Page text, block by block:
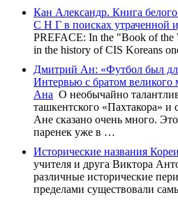
Кан Александр. Книга
С Н Г в поисках утраченной
PREFACE: In the "Book of
in the history of CIS Koreans
Дмитрий Ан: «Футбол был
Интервью с братом великого
Ана О необычайно
ташкентского «Пахтакора»
Ане сказано очень много.
паренек уже в …
Исторические названия Кореи
учителя и друга Виктора
различные исторические
пределами существовали